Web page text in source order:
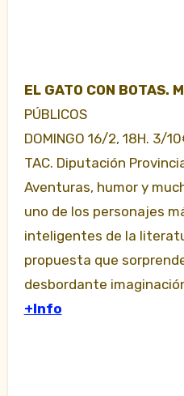
EL GATO CON BOTAS.
PÚBLICOS
DOMINGO 16/2, 18H. 3/
TAC. Diputación
Aventuras, humor y
uno de los personajes
inteligentes de la
propuesta que
desbordante
+Info